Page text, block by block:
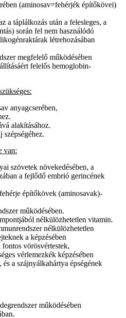
(aminosav=fehérjék építőkövei)
a táplálkozás után a felesleges, a
során fel nem használódó
létrehozásában
megfelelő működésében
felelős hemoglobin-
anyagcserében,
alakításához.
szépségéhez.
van:
szövetek növekedésében, a
a fejlődő embrió gerincének
építőkövek (aminosavak)-
működésében.
nélkülözhetetlen vitamin.
nélkülözhetetlen
a képzésében
vörösvértestek,
vérlemezkék képzésében
a szájnyálkahártya épségének
működésében